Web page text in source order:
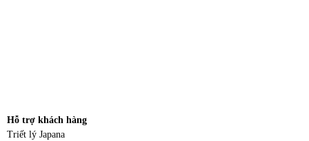
Hỗ trợ khách hàng
Triết lý Japana